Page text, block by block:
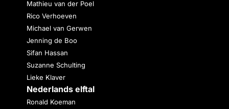
Mathieu van der Poel
Rico Verhoeven
Michael van Gerwen
Jenning de Boo
Sifan Hassan
Suzanne Schulting
Lieke Klaver
Nederlands elftal
Ronald Koeman